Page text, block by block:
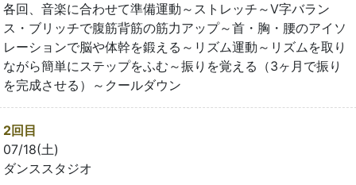
各回、音楽に合わせて準備運動～ストレッチ～V字バラン
ス・ブリッチで腹筋背筋の筋力アップ～首・胸・腰のアイソ
レーションで脳や体幹を鍛える～リズム運動～リズムを取り
ながら簡単にステップをふむ～振りを覚える（3ヶ月で振り
を完成させる）～クールダウン
2回目
07/18(土)
ダンススタジオ